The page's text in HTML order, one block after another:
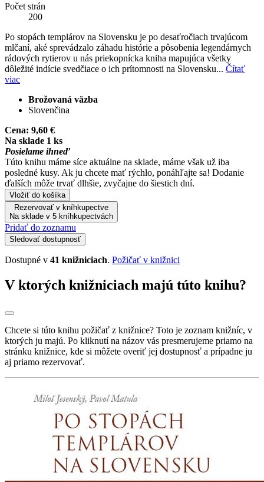
Počet strán
200
Po stopách templárov na Slovensku je po desaťročiach trvajúcom
mlčaní, aké sprevádzalo záhadu histórie a pôsobenia legendárnych
rádových rytierov u nás priekopnícka kniha mapujúca všetky
dôležité indície svedčiace o ich prítomnosti na Slovensku... Čítať
viac
Brožovaná väzba
Slovenčina
Cena: 9,60 €
Na sklade 1 ks
Posielame ihneď
Túto knihu máme síce aktuálne na sklade, máme však už iba
posledné kusy. Ak ju chcete mať rýchlo, ponáhľajte sa! Dodanie
ďalších môže trvať dlhšie, zvyčajne do šiestich dní.
Vložiť do košíka
Rezervovať v kníhkupectve
Na sklade v 5 kníhkupectvách
Pridať do zoznamu
Sledovať dostupnosť
Dostupné v 41 knižniciach. Požičať v knižnici
V ktorých knižniciach majú túto knihu?
Chcete si túto knihu požičať z knižnice? Toto je zoznam knižníc, v
ktorých ju majú. Po kliknutí na názov vás presmerujeme priamo na
stránku knižnice, kde si môžete overiť jej dostupnosť a prípadne ju
aj priamo rezervovať.